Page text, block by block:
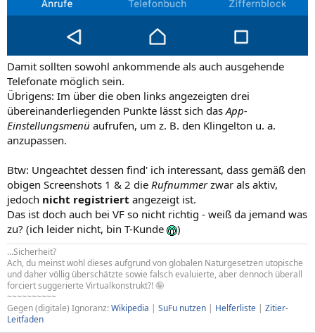
Damit sollten sowohl ankommende als auch ausgehende
Telefonate möglich sein.
Übrigens: Im über die oben links angezeigten drei
übereinanderliegenden Punkte lässt sich dasApp-
Einstellungsmenü aufrufen, um z. B. den Klingelton u. a.
anzupassen.
Btw: Ungeachtet dessen find' ich interessant, dass gemäß den
obigen Screenshots 1 & 2 die Rufnummerzwar als aktiv,
jedoch nicht registriert angezeigt ist.
Das ist doch auch bei VF so nicht richtig - weiß da jemand was
zu? (ich leider nicht, bin T-Kunde
)
...Sicherheit?
Ach, du meinst wohl dieses aufgrund von globalen Naturgesetzen utopische
und daher völlig überschätzte sowie falsch evaluierte, aber dennoch überall
forciert suggerierte Virtualkonstrukt?! 🤪
~~~~~~~~~~
Gegen (digitale) Ignoranz:Wikipedia | SuFu nutzen | Helferliste | Zitier-
Leitfaden